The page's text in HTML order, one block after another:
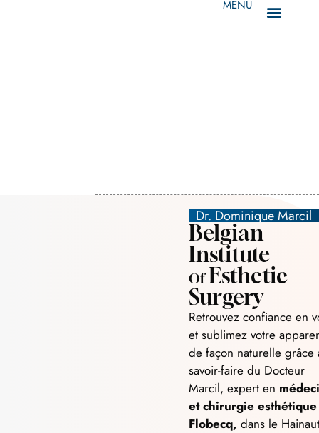
MENU
Dr. Dominique Marcil
Belgian
Institute
OfEsthetic
Surgery
Retrouvez confiance en
et sublimez votre
de façon naturelle grâce
savoir-faire du Docteur
Marcil, expert en
et chirurgie esthétique
Flobecq, dans le Hainaut